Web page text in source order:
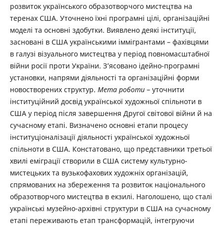
розвиток українського образотворчого мистецтва на
теренах США. Уточнено їхні програмні цілі, організаційні
моделі та основні здобутки. Виявлено деякі інституції,
засновані в США українськими іммігрантами – фахівцями
в галузі візуального мистецтва у період повномасштабної
війни росії проти України. З’ясовано ідейно-програмні
установки, напрями діяльності та організаційні форми
новостворених структур. Мета роботи– уточнити
інституційний досвід української художньої спільноти в
США у період після завершення Другої світової війни й на
сучасному етапі. Визначено основні етапи процесу
інституціоналізації діяльності української художньої
спільноти в США. Констатовано, що представники третьої
хвилі еміграції створили в США систему культурно-
мистецьких та вузькофахових художніх організацій,
спрямованих на збереження та розвиток національного
образотворчого мистецтва в екзилі. Наголошено, що сталі
українські музейно-архівні структури в США на сучасному
етапі переживають етап трансформацій, інтегруючи